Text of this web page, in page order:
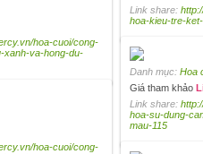
Link share:
hoa-kieu-tre-
hoa-cuoi/cong-
xanh-va-hong-du-
Danh mục: Hoa
Giá tham khảo
Link share:
hoa-su-dung-
mau-115
hoa-cuoi/cong-